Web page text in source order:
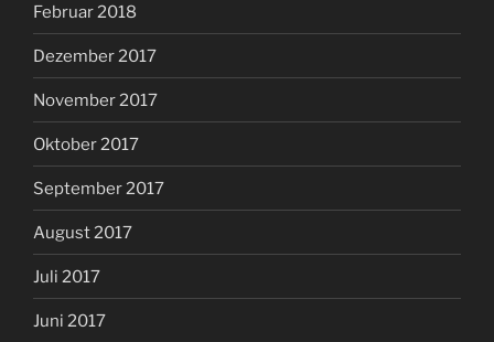
Februar 2018
Dezember 2017
November 2017
Oktober 2017
September 2017
August 2017
Juli 2017
Juni 2017